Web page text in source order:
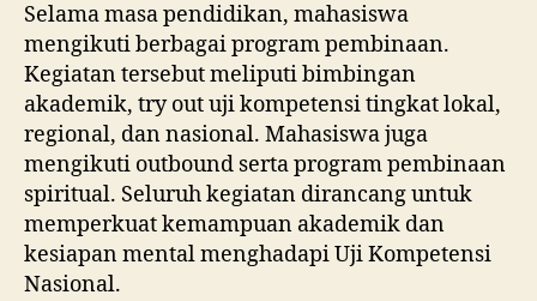
Selama masa pendidikan, mahasiswa
mengikuti berbagai program pembinaan.
Kegiatan tersebut meliputi bimbingan
akademik, try out uji kompetensi tingkat lokal,
regional, dan nasional. Mahasiswa juga
mengikuti outbound serta program pembinaan
spiritual. Seluruh kegiatan dirancang untuk
memperkuat kemampuan akademik dan
kesiapan mental menghadapi Uji Kompetensi
Nasional.